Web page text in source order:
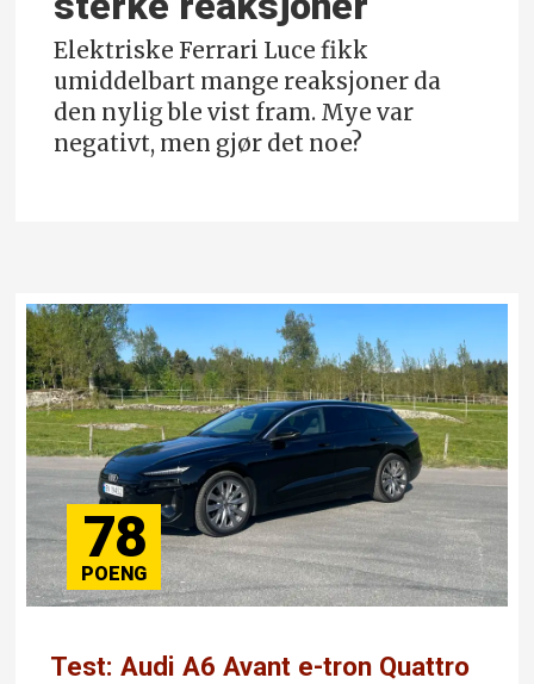
Elektriske Ferrari Luce fikk
umiddelbart mange reaksjoner da
den nylig ble vist fram. Mye var
negativt, men gjør det noe?
78
Test: Audi A6 Avant e-tron Quattro